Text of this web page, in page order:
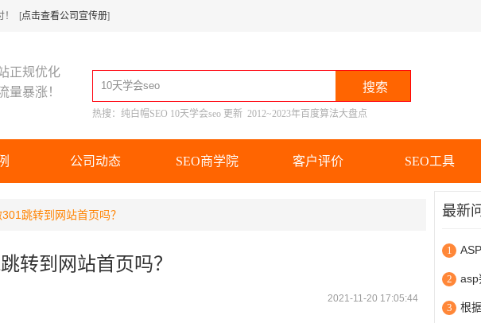
！ [点击查看公司宣传册]
正规优化
量暴涨！
热搜： 纯白帽SEO 10天学会seo 更新 2012~2023年百度算法大盘点
公司动态 SEO商学院 客户评价 SEO工具
跳转到网站首页吗？
转到网站首页吗？
2021-11-20 17:05:44
最新
1
2 asp
3 根据